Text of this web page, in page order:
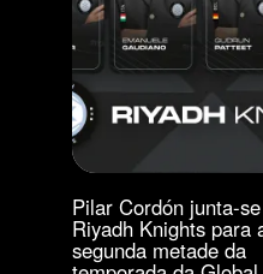
Pilar Cordón junta-
Riyadh Knights para
segunda metade da